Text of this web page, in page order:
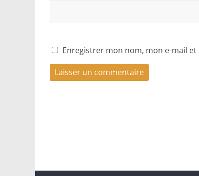
Enregistrer mon nom, mon e-mail